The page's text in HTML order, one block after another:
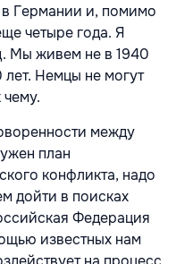
Германии и, помимо
четыре года. Я
Мы живем не в 1940
Немцы не могут
между
план
конфликта, надо
дойти в поисках
Федерация
известных нам